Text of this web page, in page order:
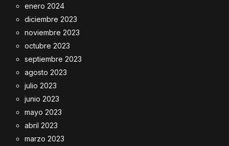
enero 2024
diciembre 2023
noviembre 2023
octubre 2023
septiembre 2023
agosto 2023
julio 2023
junio 2023
mayo 2023
abril 2023
marzo 2023